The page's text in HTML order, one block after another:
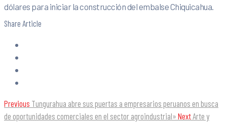
dólares para iniciar la construcción del embalse Chiquicahua.
Share Article
Previous Tungurahua abre sus puertas a empresarios peruanos en busca
de oportunidades comerciales en el sector agroindustrial» NextArte y